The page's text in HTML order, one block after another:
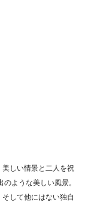
しい情景と二人を祝
ような美しい風景。
して他にはない独自